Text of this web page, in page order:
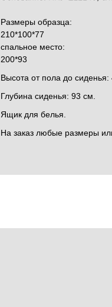
Размеры образца:
210*100*77
спальное место:
200*93
Высота от пола до сиденья:
Глубина сиденья: 93 см.
Ящик для белья.
На заказ любые размеры